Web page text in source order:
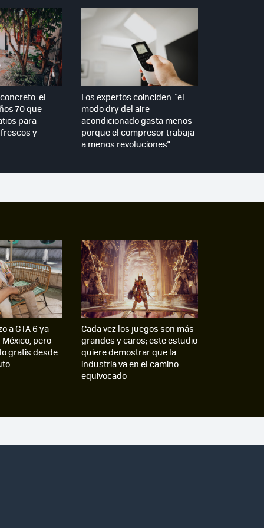
el
70 que
para
y
Los expertos coinciden: "el
modo dry del aire
acondicionado gasta menos
porque el compresor trabaja
a menos revoluciones"
a GTA 6 ya
pero
gratis desde
Cada vez los juegos son más
grandes y caros; este estudio
quiere demostrar que la
industria va en el camino
equivocado